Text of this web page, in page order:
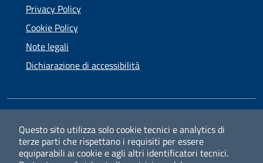
Questo sito utilizza solo cookie tecnici e analytics di
terze parti che rispettano i requisiti per essere
equiparabili ai cookie e agli altri identificatori tecnici.
Privacy Policy
Cookie Policy
Note legali
Dichiarazione di accessibilità
FacebookInstagram